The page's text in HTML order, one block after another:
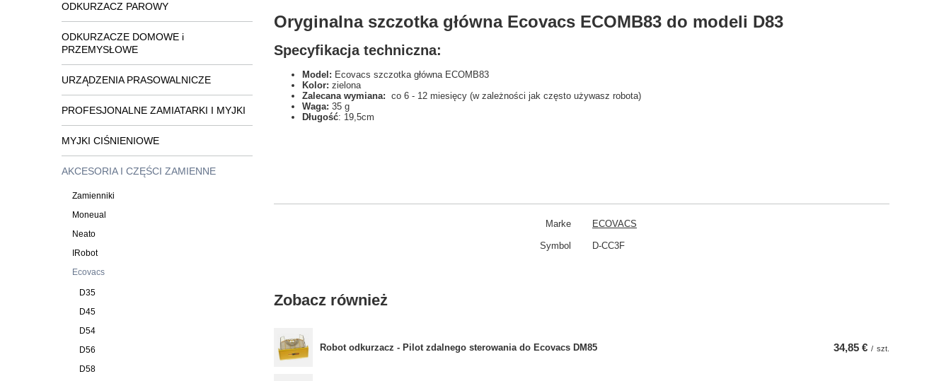
ODKURZACZ PAROWY
ODKURZACZE DOMOWE i
PRZEMYSŁOWE
URZĄDZENIA PRASOWALNICZE
PROFESJONALNE ZAMIATARKI I MYJKI
MYJKI CIŚNIENIOWE
AKCESORIA I CZĘŚCI ZAMIENNE
Zamienniki
Moneual
Neato
IRobot
Ecovacs
D35
D45
D54
D56
D58
Oryginalna szczotka główna Ecovacs ECOMB83 do modeli D83
Specyfikacja techniczna:
Model: Ecovacs szczotka główna ECOMB83
Kolor: zielona
Zalecana wymiana: co 6 - 12 miesięcy (w zależności jak często używasz robota)
Waga: 35 g
Długość: 19,5cm
Marke ECOVACS
Symbol D-CC3F
Zobacz również
Robot odkurzacz - Pilot zdalnego sterowania do Ecovacs DM85 34,85 € / szt.